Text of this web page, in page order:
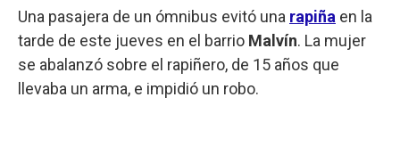
Una pasajera de un ómnibus evitó una rapiña en la
tarde de este jueves en el barrio Malvín. La mujer
se abalanzó sobre el rapiñero, de 15 años que
llevaba un arma, e impidió un robo.